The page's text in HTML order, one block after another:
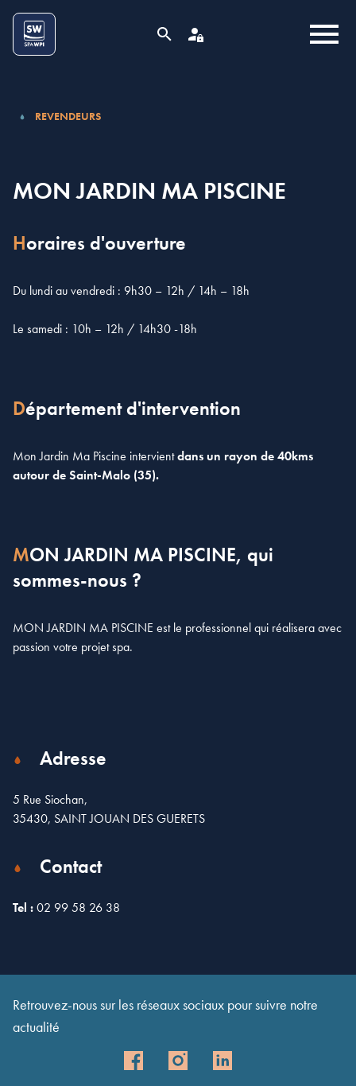
RECHERCHEESPACE PRO
MENU
REVENDEURS
MON JARDIN MA PISCINE
Horaires d'ouverture
Du lundi au vendredi : 9h30 – 12h / 14h – 18h
Le samedi : 10h – 12h / 14h30 -18h
Département d'intervention
Mon Jardin Ma Piscine intervientdans un rayon de 40kms
autour de Saint-Malo (35).
MON JARDIN MA PISCINE, qui
sommes-nous ?
MON JARDIN MA PISCINE est le professionnel qui réalisera avec
passion votre projet spa.
Adresse
5 Rue Siochan,
35430, SAINT JOUAN DES GUERETS
Contact
Tel :02 99 58 26 38
−
Retrouvez-nous sur les réseaux sociaux pour suivre notre
actualité